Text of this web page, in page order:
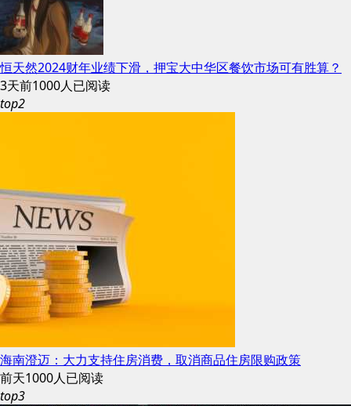
恒天然2024财年业绩下滑，押宝大中华区餐饮市场可有胜算？
3天前1000人已阅读
top2
海南澄迈：大力支持住房消费，取消商品住房限购政策
前天1000人已阅读
top3